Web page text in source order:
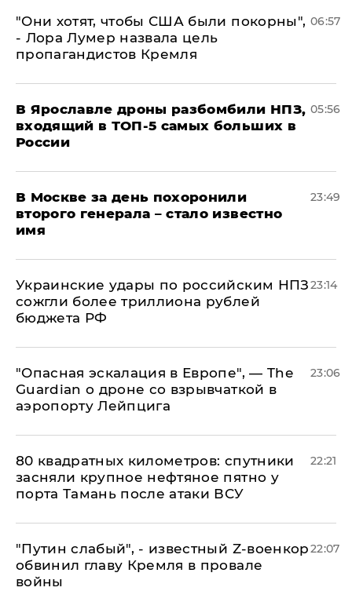
"Они хотят, чтобы США были покорны",
- Лора Лумер назвала цель
пропагандистов Кремля
06:57
В Ярославле дроны разбомбили НПЗ,
входящий в ТОП-5 самых больших в
России
05:56
В Москве за день похоронили
второго генерала – стало известно
имя
23:49
Украинские удары по российским НПЗ
сожгли более триллиона рублей
бюджета РФ
23:14
"Опасная эскалация в Европе", — The
Guardian о дроне со взрывчаткой в
аэропорту Лейпцига
23:06
80 квадратных километров: спутники
засняли крупное нефтяное пятно у
порта Тамань после атаки ВСУ
22:21
​"Путин слабый", - известный Z-военкор
обвинил главу Кремля в провале
войны
22:07